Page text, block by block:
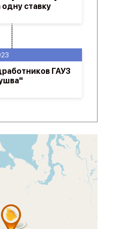
ГАУЗ
одну ставку